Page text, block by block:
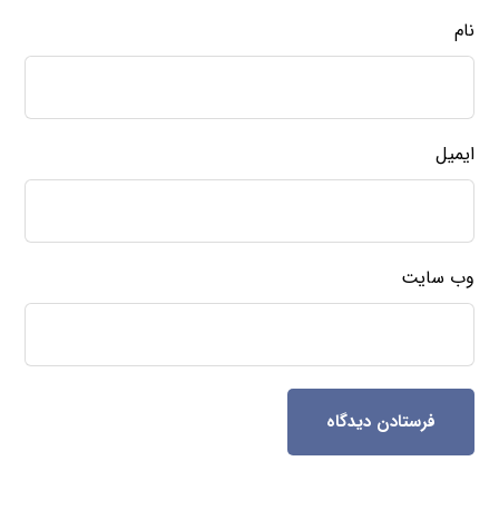
نام
ایمیل
وب‌ سایت
فرستادن دیدگاه